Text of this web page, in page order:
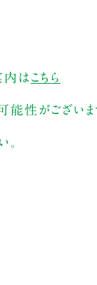
内は こちら
能性がござい
。